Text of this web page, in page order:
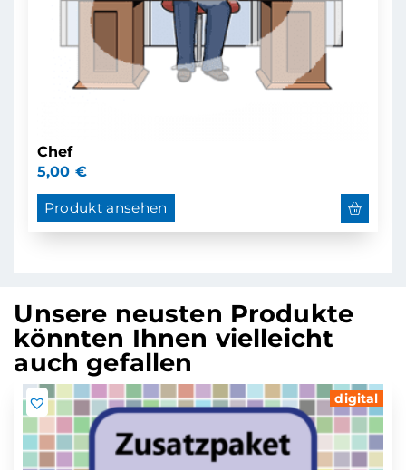
Chef
5,00 €
Produkt ansehen
Unsere neusten Produkte
könnten Ihnen vielleicht
auch gefallen
digital